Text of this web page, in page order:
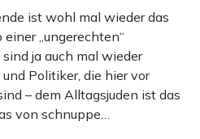
ist wohl mal wieder das
„ungerechten“
ja auch mal wieder
Politiker, die hier vor
– dem Alltagsjuden ist das
von schnuppe…